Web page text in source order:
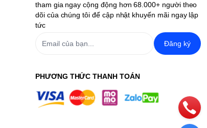
tham gia ngay cộng động hơn 68.000+ người theo
dõi của chúng tôi để cập nhật khuyến mãi ngay lập
tức
Đăng ký
PHƯƠNG THỨC THANH TOÁN